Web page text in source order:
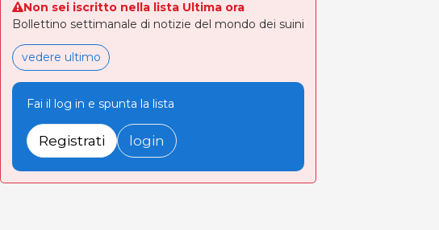
Non sei iscritto nella lista Ultima ora
Bollettino settimanale di notizie del mondo dei suini
vedere ultimo
Fai il log in e spunta la lista
Registrati login